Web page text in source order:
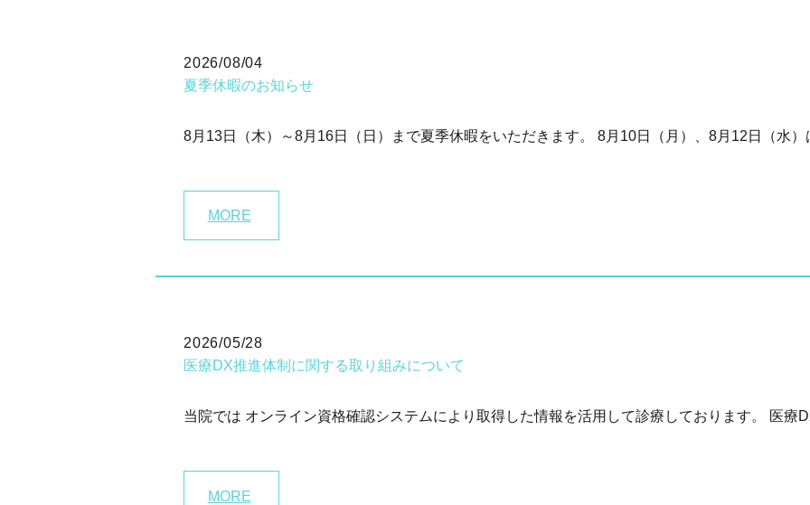
2026/08/04
夏季休暇のお知らせ
8月13日（木）～8月16日（日）まで夏季休暇をいただきます。 8月10日（月）、8月12日（水
MORE
2026/05/28
医療DX推進体制に関する取り組みについて
当院では オンライン資格確認システムにより取得した情報を活用して診療しております。 医療
MORE